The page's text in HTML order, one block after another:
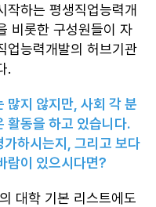
작하는 평생직업능력개
비롯한 구성원들이 자
업능력개발의 허브기관
.
많지 않지만 사회 각 분
활동을 하고 있습니다.
하시는지 그리고 보다
람이 있으시다면?
대학 기본 리스트에도